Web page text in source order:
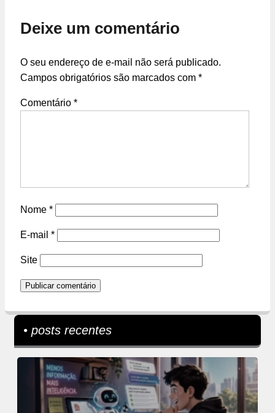
Deixe um comentário
O seu endereço de e-mail não será publicado.
Campos obrigatórios são marcados com *
Comentário *
Nome *
E-mail *
Site
• posts recentes